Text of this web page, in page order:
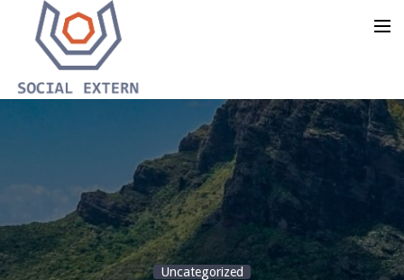
Notre groupe
Notre blog
Uncategorized